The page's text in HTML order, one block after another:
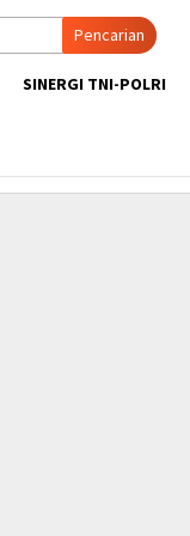
Pencarian
SINERGI TNI-POLRI